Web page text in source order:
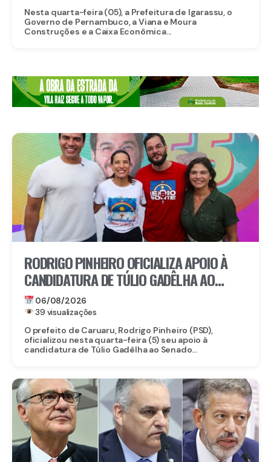
Nesta quarta-feira (05), a Prefeitura de Igarassu, o
Governo de Pernambuco, a Viana e Moura
Construções e a Caixa Econômica...
RODRIGO PINHEIRO OFICIALIZA APOIO À
CANDIDATURA DE TÚLIO GADÊLHA AO
SENADO
06/08/2026
39 visualizações
O prefeito de Caruaru, Rodrigo Pinheiro (PSD),
oficializou nesta quarta-feira (5) seu apoio à
candidatura de Túlio Gadêlha ao Senado...